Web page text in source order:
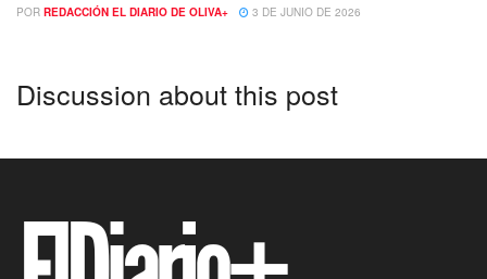
POR REDACCIÓN EL DIARIO DE OLIVA+ 3 DE JUNIO DE 2026
Discussion about this post